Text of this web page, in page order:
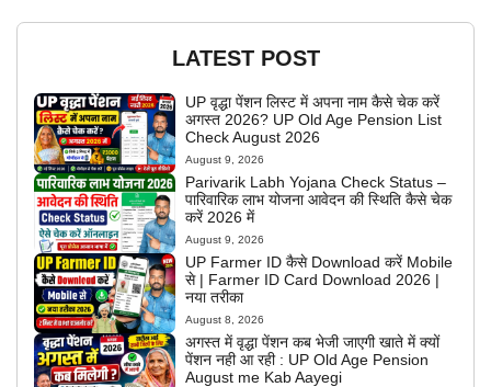
LATEST POST
UP वृद्धा पेंशन लिस्ट में अपना नाम कैसे चेक करें
अगस्त 2026? UP Old Age Pension List
Check August 2026
August 9, 2026
Parivarik Labh Yojana Check Status –
पारिवारिक लाभ योजना आवेदन की स्थिति कैसे चेक
करें 2026 में
August 9, 2026
UP Farmer ID कैसे Download करें Mobile
से | Farmer ID Card Download 2026 |
नया तरीका
August 8, 2026
अगस्त में वृद्धा पेंशन कब भेजी जाएगी खाते में क्यों
पेंशन नही आ रही : UP Old Age Pension
August me Kab Aayegi